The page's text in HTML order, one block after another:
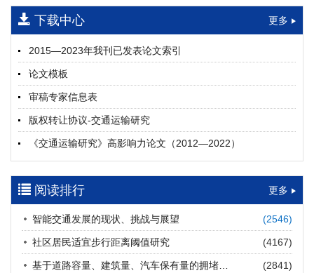
2026, 12(3): 137-150.https://doi.org/10.16503/j.cnki.2095-
9931.2026.03.011
摘要 (15) HTML(13)
基于TimeXer模型的高速公路服务区充电负荷预测
孙偲赫, 宋国华, 朱子俊, 范鹏飞, 石莹
2026, 12(3): 151-162.
9931.2026.03.012
摘要 (21) HTML(21)
多层能源供给网络下高速公路系统韧性提升方法
郝泉霖, 兰富安, 赖波, 陈立栋, 宋志英, 郑帅
2026, 12(3): 163-175.https://doi.org/10.16503/j.cnki.2095-
9931.2026.03.013
摘要 (15) HTML(13)
道路建养运通用碳核算方法及应用
王元庆, 王皎, 刘圆圆, 于谦, 刘聂旸子, 杨诗雨
2026, 12(3): 176-189.https://doi.org/10.16503/j.cnki.2095-
下载中心 更多
2015—2023年我刊已发表论文索引
论文模板
审稿专家信息表
版权转让协议-交通运输研究
《交通运输研究》高影响力论文（2012—2022）
中英文摘要撰写规范及样例
阅读排行 更多
智能交通发展的现状、挑战与展望 (2546)
社区居民适宜步行距离阈值研究 (4167)
(2841)